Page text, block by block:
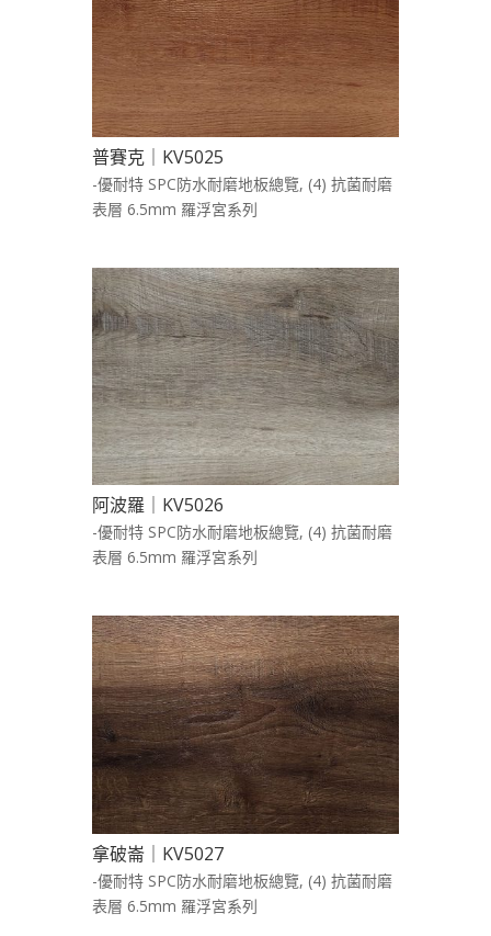
普賽克｜KV5025
-優耐特 SPC防水耐磨地板總覽, (4) 抗菌耐磨
表層 6.5mm 羅浮宮系列
阿波羅｜KV5026
-優耐特 SPC防水耐磨地板總覽, (4) 抗菌耐磨
表層 6.5mm 羅浮宮系列
拿破崙｜KV5027
-優耐特 SPC防水耐磨地板總覽, (4) 抗菌耐磨
表層 6.5mm 羅浮宮系列